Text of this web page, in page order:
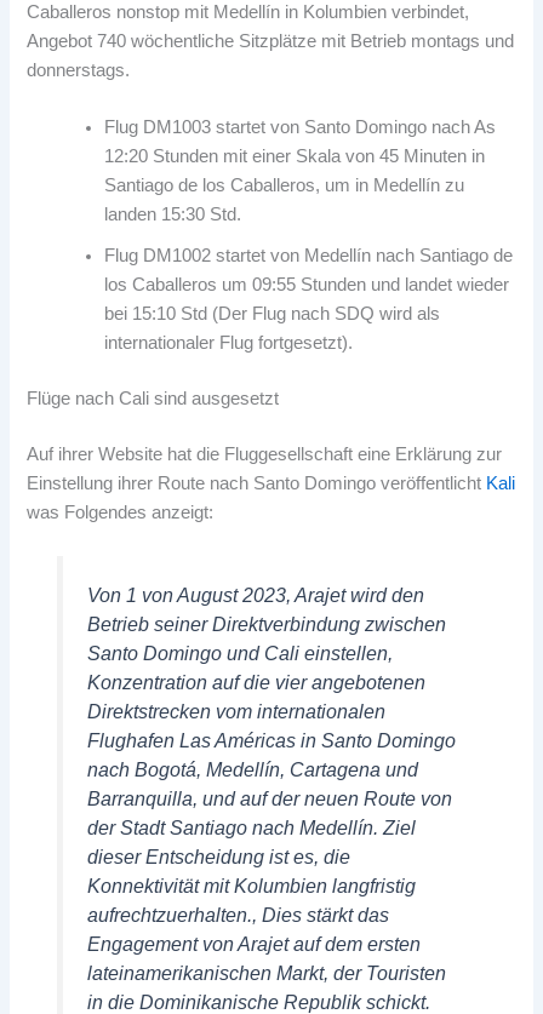
Caballeros nonstop mit Medellín in Kolumbien verbindet,
Angebot 740 wöchentliche Sitzplätze mit Betrieb montags und
donnerstags.
Flug DM1003 startet von Santo Domingo nach As
12:20 Stunden mit einer Skala von 45 Minuten in
Santiago de los Caballeros, um in Medellín zu
landen 15:30 Std.
Flug DM1002 startet von Medellín nach Santiago de
los Caballeros um 09:55 Stunden und landet wieder
bei 15:10 Std (Der Flug nach SDQ wird als
internationaler Flug fortgesetzt).
Flüge nach Cali sind ausgesetzt
Auf ihrer Website hat die Fluggesellschaft eine Erklärung zur
Einstellung ihrer Route nach Santo Domingo veröffentlicht Kali
was Folgendes anzeigt:
Von 1 von August 2023, Arajet wird den
Betrieb seiner Direktverbindung zwischen
Santo Domingo und Cali einstellen,
Konzentration auf die vier angebotenen
Direktstrecken vom internationalen
Flughafen Las Américas in Santo Domingo
nach Bogotá, Medellín, Cartagena und
Barranquilla, und auf der neuen Route von
der Stadt Santiago nach Medellín. Ziel
dieser Entscheidung ist es, die
Konnektivität mit Kolumbien langfristig
aufrechtzuerhalten., Dies stärkt das
Engagement von Arajet auf dem ersten
lateinamerikanischen Markt, der Touristen
in die Dominikanische Republik schickt.